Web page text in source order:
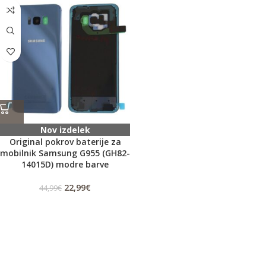
Nov izdelek
Original pokrov baterije za
mobilnik Samsung G955 (GH82-
14015D) modre barve
44,99€ 22,99€